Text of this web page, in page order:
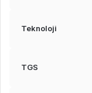
Teknoloji
TGS